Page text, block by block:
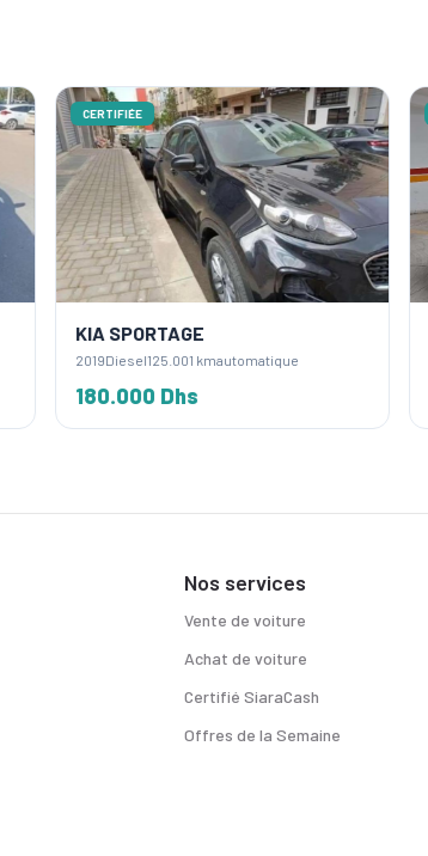
CERTIFIÉE
KIA SPORTAGE
2019Diesel125.001 kmautomatique
180.000 Dhs
Nos services
Vente de voiture
Achat de voiture
Certifié SiaraCash
Offres de la Semaine